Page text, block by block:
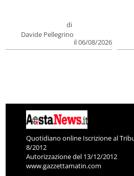
di
Davide Pellegrino
il 06/08/2026
Quotidiano online Iscrizione al
8/2012
Autorizzazione del 13/12/2012
www.gazzettamatin.com